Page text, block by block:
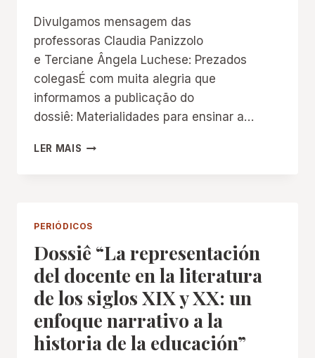
Divulgamos mensagem das
professoras Claudia Panizzolo
e Terciane Ângela Luchese: Prezados
colegasÉ com muita alegria que
informamos a publicação do
dossiê: Materialidades para ensinar a…
LER MAIS DOSSIÊ
ESCREVER:
DIÁLOGOS
E
INTERFACES
PARA
A
HISTÓRIA
DA
PERIÓDICOS
Dossiê “La representación
del docente en la literatura
de los siglos XIX y XX: un
enfoque narrativo a la
historia de la educación”